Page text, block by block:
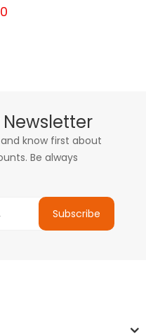
know first about
Be always
Subscribe